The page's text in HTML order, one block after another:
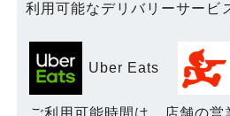
利用可能なデリバリーサービ
Uber Eats
ご利用可能時間は、店舗の